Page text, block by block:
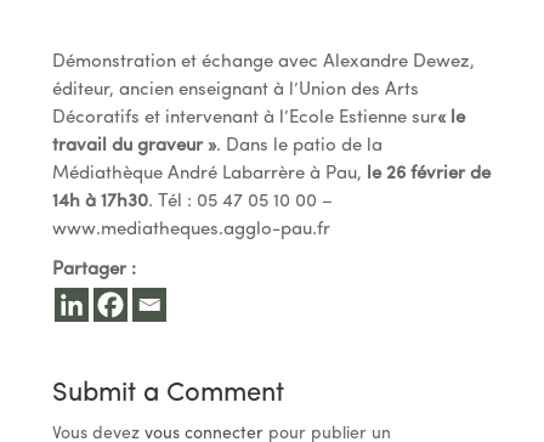
Démonstration et échange avec Alexandre Dewez,
éditeur, ancien enseignant à l’Union des Arts
Décoratifs et intervenant à l’Ecole Estienne sur« le
travail du graveur ». Dans le patio de la
Médiathèque André Labarrère à Pau, le 26 février de
14h à 17h30. Tél : 05 47 05 10 00 –
www.mediatheques.agglo-pau.fr
Partager :
Submit a Comment
Vous devez vous connecterpour publier un